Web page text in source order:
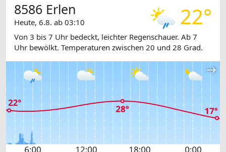
22°
8586 Erlen
Heute, 6.8. ab 03:10
Von 3 bis 7 Uhr bedeckt, leichter Regenschauer. Ab 7
Uhr bewölkt. Temperaturen zwischen 20 und 28 Grad.